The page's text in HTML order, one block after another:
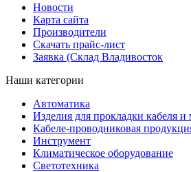
Новости
Карта сайта
Производители
Скачать прайс-лист
Заявка (Склад Владивосток
Наши категории
Автоматика
Изделия для прокладки кабеля и
Кабеле-проводниковая
Инструмент
Климатическое оборудование
Светотехника